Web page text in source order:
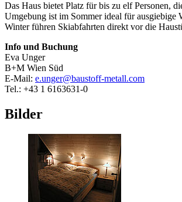
Das Haus bietet Platz für bis zu elf Personen,
Umgebung ist im Sommer ideal für ausgiebige
Winter führen Skiabfahrten direkt vor die
Info und Buchung
Eva Unger
B+M Wien Süd
E-Mail: e.unger@baustoff-metall.com
Tel.: +43 1 6163631-0
Bilder